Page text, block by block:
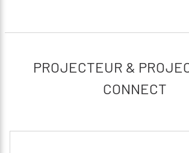
PROJECTEUR &
CONNECT